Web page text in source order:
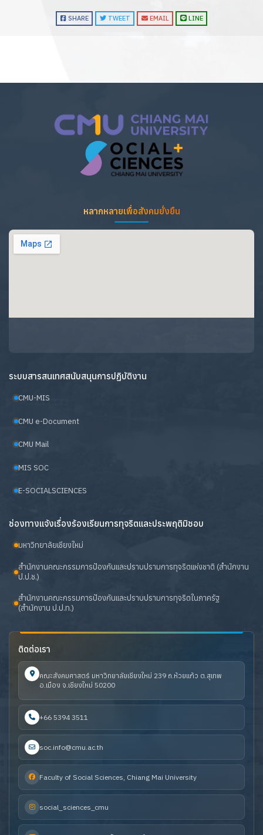
SHARE TWEET EMAIL LINE
หลากหลายเพื่อสังคมยั่งยืน
ระบบสารสนเทศสนับสนุนการปฏิบัติงาน
CMU-MIS
CMU e-Document
CMU Mail
MIS SOC
E-SOCIALSCIENCES
ช่องทางแจ้งเรื่องร้องเรียนการทุจริตและประพฤติมิชอบ
มหาวิทยาลัยเชียงใหม่
สำนักงานคณะกรรมการป้องกันและปราบปรามการทุจริตแห่งชาติ (สำนักงาน
ป.ป.ช.)
สำนักงานคณะกรรมการป้องกันและปราบปรามการทุจริตในภาครัฐ
(สำนักงาน ป.ป.ท.)
ติดต่อเรา
คณะสังคมศาสตร์ มหาวิทยาลัยเชียงใหม่ 239 ถ.ห้วยแก้ว ต.สุเทพ
อ.เมือง จ.เชียงใหม่ 50200
+66 5394 3511
soc.info@cmu.ac.th
Faculty of Social Sciences, Chiang Mai University
social_sciences_cmu